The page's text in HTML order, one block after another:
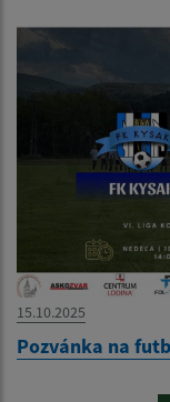
15.10.2025
Pozvánka na